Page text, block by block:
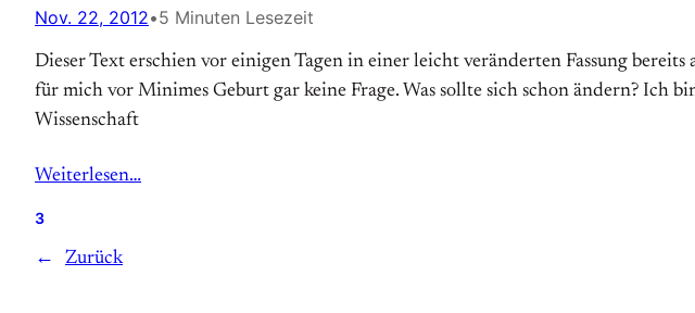
Nov. 22, 2012•5 Minuten Lesezeit
Dieser Text erschien vor einigen Tagen in einer leicht veränderten Fassung
für mich vor Minimes Geburt gar keine Frage. Was sollte sich schon ändern?
Wissenschaft
Weiterlesen…
3
← Zurück